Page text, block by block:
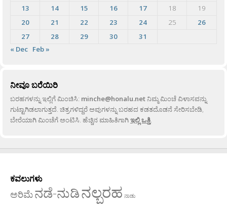
13
14 15 16 17 18
19
20
21 22 23 24 25
26
27
28 29 30
31
« Dec Feb »
ನೀವೂ ಬರೆಯಿರಿ
ಬರಹಗಳನ್ನು ಇಲ್ಲಿಗೆ ಮಿಂಚಿಸಿ: minche@honalu.netನಿಮ್ಮ ಮಿಂಚೆ ವಿಳಾಸವನ್ನು
ಗುಟ್ಟಾಗಿಡಲಾಗುತ್ತದೆ. ಚಿತ್ರಗಳಿದ್ದರೆ ಅವುಗಳನ್ನು ಬರಹದ ಕಡತದೊಡನೆ ಸೇರಿಸಬೇಡಿ,
ಬೇರೆಯಾಗಿ ಮಿಂಚೆಗೆ ಅಂಟಿಸಿ. ಹೆಚ್ಚಿನ ಮಾಹಿತಿಗಾಗಿಇಲ್ಲಿ ಒತ್ತಿ.
ಕವಲುಗಳು
ಅರಿಮೆನಡೆ-ನುಡಿನಲ್ಬರಹ ನಾಡು